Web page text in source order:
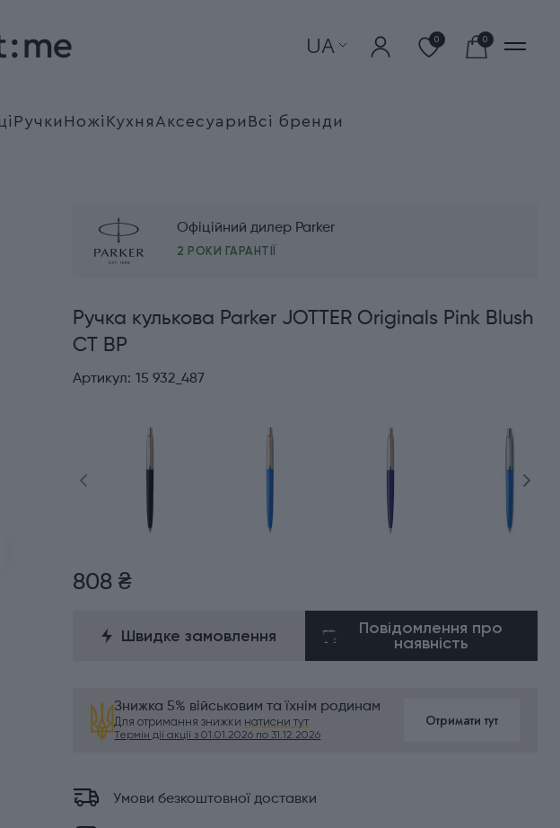
UA 0 0
Ручки Ножі Кухня Аксесуари Всі бренди
Офіційний дилер Parker
2 РОКИ ГАРАНТІЇ
Ручка кулькова Parker JOTTER Originals Pink Blush
CT BP
Артикул: 15 932_487
808 ₴
Швидке замовлення Повідомлення про
наявність
Знижка 5% військовим та їхнім родинам
Для отримання знижки натисни тут
Термін дії акції з 01.01.2026 по 31.12.2026
Отримати тут
Умови безкоштовної доставки